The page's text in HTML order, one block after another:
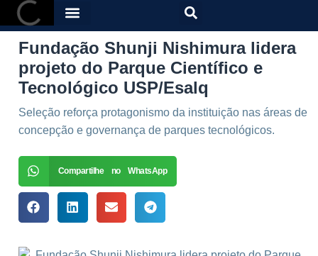
Fundação Shunji Nishimura lidera
projeto do Parque Científico e
Tecnológico USP/Esalq
Seleção reforça protagonismo da instituição nas áreas de
concepção e governança de parques tecnológicos.
Compartilhe no WhatsApp